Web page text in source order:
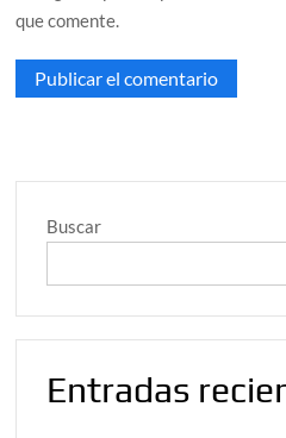
que comente.
Buscar
Entradas